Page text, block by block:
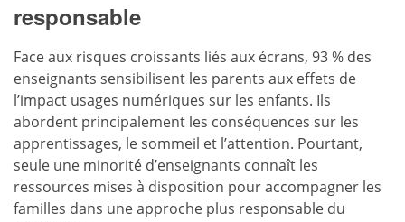
responsable
Face aux risques croissants liés aux écrans, 93 % des
enseignants sensibilisent les parents aux effets de
l’impact usages numériques sur les enfants. Ils
abordent principalement les conséquences sur les
apprentissages, le sommeil et l’attention. Pourtant,
seule une minorité d’enseignants connaît les
ressources mises à disposition pour accompagner les
familles dans une approche plus responsable du